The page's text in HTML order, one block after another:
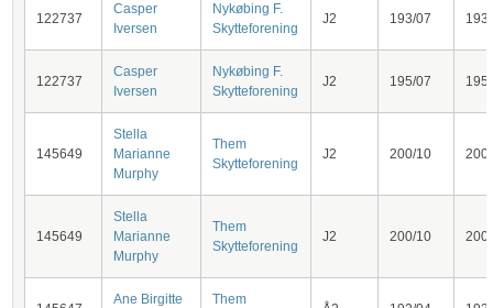
122737
Casper
Iversen
Nykøbing F.
Skytteforening
J2 193/07 193
122737
Casper
Iversen
Nykøbing F.
Skytteforening
J2 195/07 195
145649
Stella
Marianne
Murphy
Them
Skytteforening
J2 200/10 200
145649
Stella
Marianne
Murphy
Them
Skytteforening
J2 200/10 200
Ane Birgitte
Them